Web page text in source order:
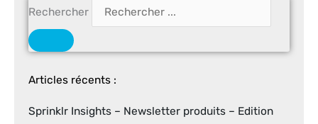
Rechercher
Articles récents :
Sprinklr Insights – Newsletter produits – Edition